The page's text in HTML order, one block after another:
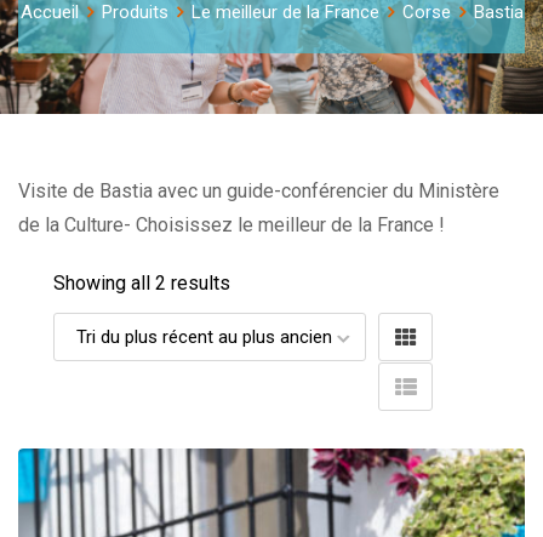
Accueil Produits Le meilleur de la France Corse Bastia
Visite de Bastia avec un guide-conférencier du Ministère
de la Culture- Choisissez le meilleur de la France !
Showing all 2 results